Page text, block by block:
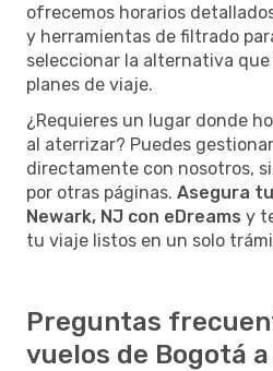
ofrecemos horarios
y herramientas de filtrado
seleccionar la alternativa
planes de viaje.
¿Requieres un lugar donde
al aterrizar? Puedes
directamente con nosotros,
por otras páginas. Asegura
Newark, NJ con eDreams y
tu viaje listos en un solo
Preguntas
vuelos de Bogotá